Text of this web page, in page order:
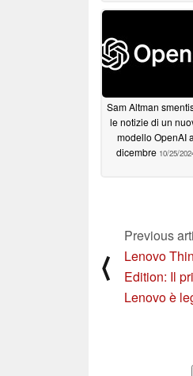
Sam Altman
le notizie di un
modello OpenAI a
dicembre 10/25/
⟨
Previous
Lenovo
Edition: Il
Lenovo è